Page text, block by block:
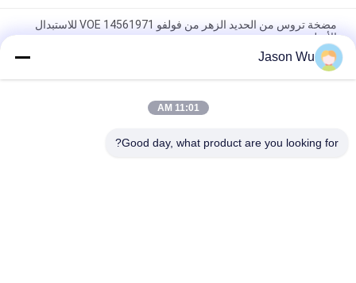
مضخة تروس من الحديد الزهر من فولفو VOE 14561971 للاستبدال
الأصلي
الأصلي
Jason Wu
11:01 AM
Good day, what product are you looking for?